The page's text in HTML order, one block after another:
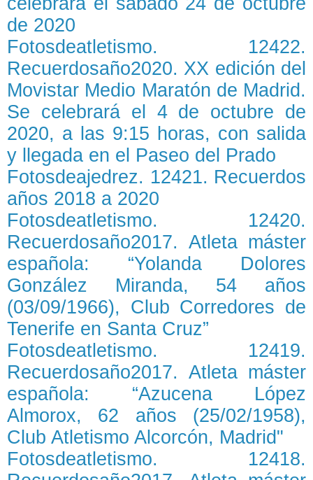
de 2020
Fotosdeatletismo. 12422.
Recuerdosaño2020. XX edición del
Movistar Medio Maratón de Madrid.
Se celebrará el 4 de octubre de
2020, a las 9:15 horas, con salida
y llegada en el Paseo del Prado
Fotosdeajedrez. 12421. Recuerdos
años 2018 a 2020
Fotosdeatletismo. 12420.
Recuerdosaño2017. Atleta máster
española: “Yolanda Dolores
González Miranda, 54 años
(03/09/1966), Club Corredores de
Tenerife en Santa Cruz”
Fotosdeatletismo. 12419.
Recuerdosaño2017. Atleta máster
española: “Azucena López
Almorox, 62 años (25/02/1958),
Club Atletismo Alcorcón, Madrid"
Fotosdeatletismo. 12418.